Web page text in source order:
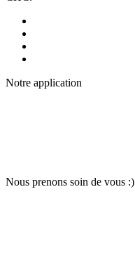
Notre application
Nous prenons soin de vous :)